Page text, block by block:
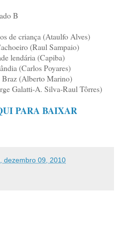
B
de criança (Ataulfo Alves)
(Raul Sampaio)
lendária (Capiba)
(Carlos Poyares)
Braz (Alberto Marino)
Galatti-A. Silva-Raul Tôrres)
PARA BAIXAR
dezembro 09, 2010